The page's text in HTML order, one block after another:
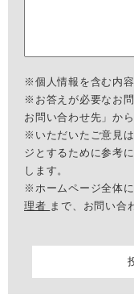
※個人情報を含む内
※お答えが必要なお
お問い合わせ先」か
※いただいたご意見
ジとするために参考
します。
※ホームページ全体
理者 まで、お問い合